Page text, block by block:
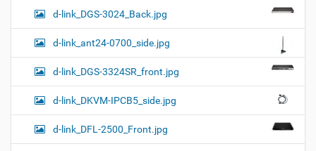
d-link_DGS-3024_Back.jpg
d-link_ant24-0700_side.jpg
d-link_DGS-3324SR_front.jpg
d-link_DKVM-IPCB5_side.jpg
d-link_DFL-2500_Front.jpg